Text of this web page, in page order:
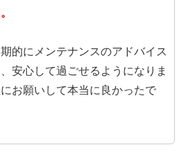
的にメンテナンスのアドバイス
安心して過ごせるようになりま
お願いして本当に良かったで